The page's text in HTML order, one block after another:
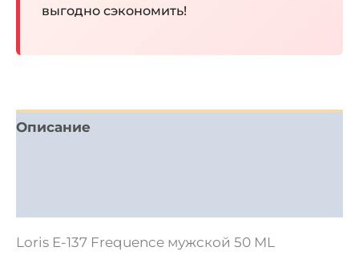
выгодно сэкономить!
Описание
Loris E-137 Frequence мужской 50 ML